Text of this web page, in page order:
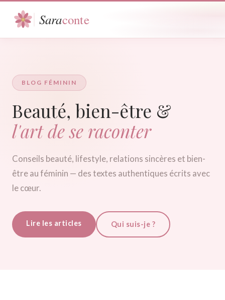
BLOG FÉMININ
Beauté, bien-être &
l'art de se raconter
Conseils beauté, lifestyle, relations sincères et bien-
être au féminin — des textes authentiques écrits avec
le cœur.
Lire les articles Qui suis-je ?